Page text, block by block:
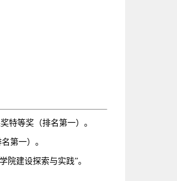
特等奖（排名第一）。
第一）。
院建设探索与实践”。